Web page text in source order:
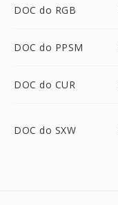
DOC do RGB
DOC do PPSM
DOC do CUR
DOC do SXW